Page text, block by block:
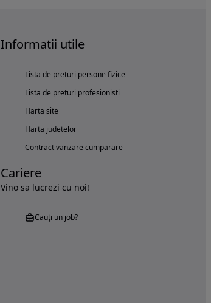
Informatii utile
Lista de preturi persone fizice
Lista de preturi profesionisti
Harta site
Harta judetelor
Contract vanzare cumparare
Cariere
Vino sa lucrezi cu noi!
Cauți un job?